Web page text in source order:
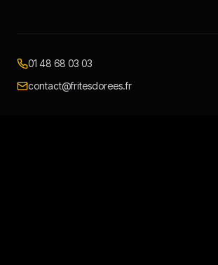
01 48 68 03 03
contact@fritesdorees.fr